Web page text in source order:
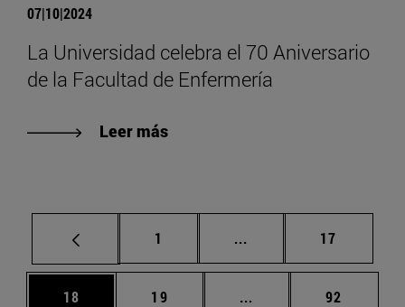
07|10|2024
La Universidad celebra el 70 Aniversario
de la Facultad de Enfermería
Leer más
Página
1 ... Páginas intermedias
Página
17
Página
18 Página
19 ... Páginas intermedias
Página
92